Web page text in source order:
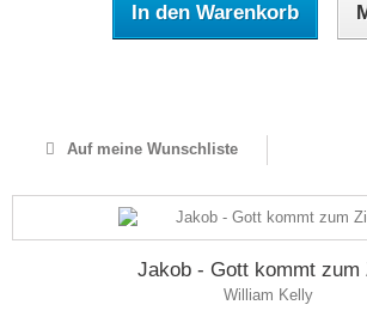
In den Warenkorb
Auf meine Wunschliste
Jakob - Gott kommt zum
William Kelly